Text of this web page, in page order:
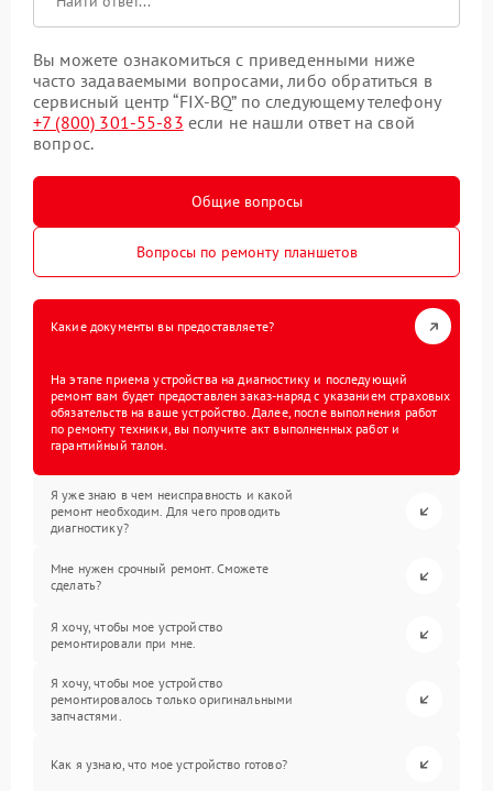
Вы можете ознакомиться с приведенными ниже
часто задаваемыми вопросами, либо обратиться в
сервисный центр “FIX-BQ” по следующему телефону
+7 (800) 301-55-83 если не нашли ответ на свой
вопрос.
Общие вопросы
Вопросы по ремонту планшетов
Какие документы вы предоставляете?
На этапе приема устройства на диагностику и последующий
ремонт вам будет предоставлен заказ-наряд с указанием страховых
обязательств на ваше устройство. Далее, после выполнения работ
по ремонту техники, вы получите акт выполненных работ и
гарантийный талон.
Я уже знаю в чем неисправность и какой
ремонт необходим. Для чего проводить
диагностику?
Мне нужен срочный ремонт. Сможете
сделать?
Я хочу, чтобы мое устройство
ремонтировали при мне.
Я хочу, чтобы мое устройство
ремонтировалось только оригинальными
запчастями.
Как я узнаю, что мое устройство готово?